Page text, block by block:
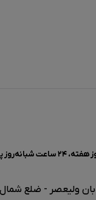
پاسخگوی شما هستیم.
ولیعصر - ضلع شمال